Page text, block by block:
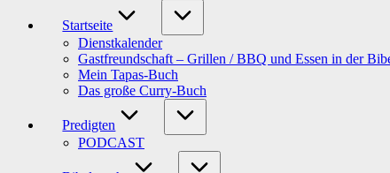
Startseite
Dienstkalender
Gastfreundschaft – Grillen / BBQ und Essen in der
Mein Tapas-Buch
Das große Curry-Buch
Predigten
PODCAST